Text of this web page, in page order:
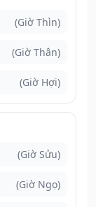
(Giờ Thìn)
(Giờ Thân)
(Giờ Hợi)
(Giờ Sửu)
(Giờ Ngọ)